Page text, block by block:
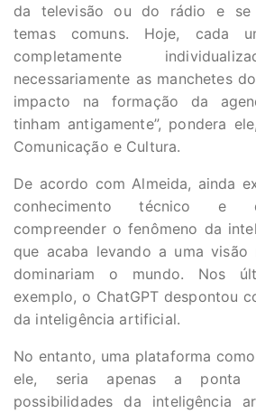
da televisão ou do rádio e se
temas comuns. Hoje, cada
completamente
necessariamente as manchetes
impacto na formação da
tinham antigamente”, pondera
Comunicação e Cultura.
De acordo com Almeida, ainda
conhecimento técnico e
compreender o fenômeno da
que acaba levando a uma
dominariam o mundo. Nos
exemplo, o ChatGPT despontou
da inteligência artificial.
No entanto, uma plataforma
ele, seria apenas a ponta
possibilidades da inteligência